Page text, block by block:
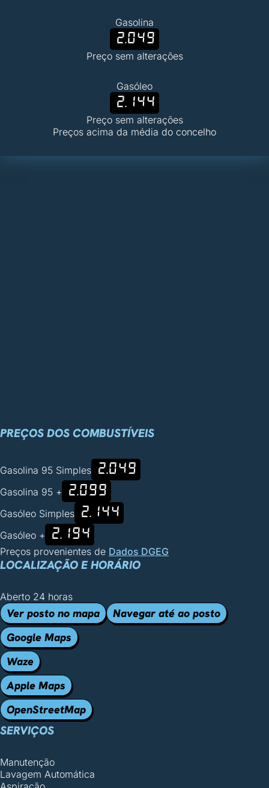
Gasolina
2.049
Preço sem alterações
Gasóleo
2.144
Preço sem alterações
Preços acima da média do concelho
PREÇOS DOS COMBUSTÍVEIS
Gasolina 95 Simples 2.049
Gasolina 95 + 2.099
Gasóleo Simples 2.144
Gasóleo + 2.194
Preços provenientes de Dados DGEG
LOCALIZAÇÃO E HORÁRIO
Aberto 24 horas
Ver posto no mapa
Navegar até ao posto
Google Maps
Waze
Apple Maps
OpenStreetMap
SERVIÇOS
Manutenção
Lavagem Automática